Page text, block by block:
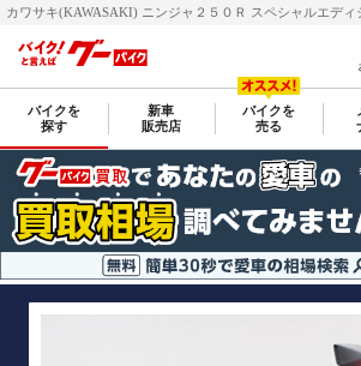
バイクを
探す
新車
販売店
バイクを
売る